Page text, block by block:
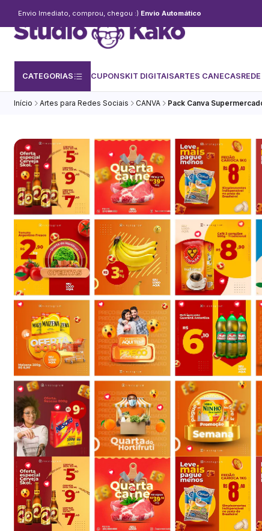
CATEGORIAS CUPONSKIT DIGITAISARTES CANECAS
Envio Imediato, comprou, chegou :) Envio Automático
Início Artes para Redes Sociais CANVA Pack Canva